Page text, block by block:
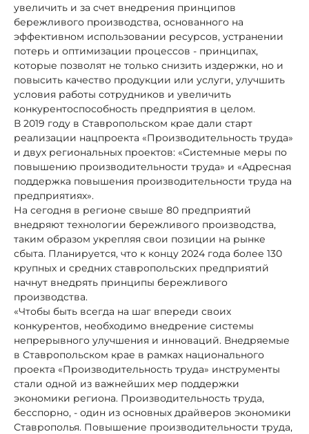
увеличить и за счет внедрения принципов
бережливого производства, основанного на
эффективном использовании ресурсов, устранении
потерь и оптимизации процессов - принципах,
которые позволят не только снизить издержки, но и
повысить качество продукции или услуги, улучшить
условия работы сотрудников и увеличить
конкурентоспособность предприятия в целом.
В 2019 году в Ставропольском крае дали старт
реализации нацпроекта «Производительность труда»
и двух региональных проектов: «Системные меры по
повышению производительности труда» и «Адресная
поддержка повышения производительности труда на
предприятиях».
На сегодня в регионе свыше 80 предприятий
внедряют технологии бережливого производства,
таким образом укрепляя свои позиции на рынке
сбыта. Планируется, что к концу 2024 года более 130
крупных и средних ставропольских предприятий
начнут внедрять принципы бережливого
производства.
«Чтобы быть всегда на шаг впереди своих
конкурентов, необходимо внедрение системы
непрерывного улучшения и инноваций. Внедряемые
в Ставропольском крае в рамках национального
проекта «Производительность труда» инструменты
стали одной из важнейших мер поддержки
экономики региона. Производительность труда,
бесспорно, - один из основных драйверов экономики
Ставрополья. Повышение производительности труда,